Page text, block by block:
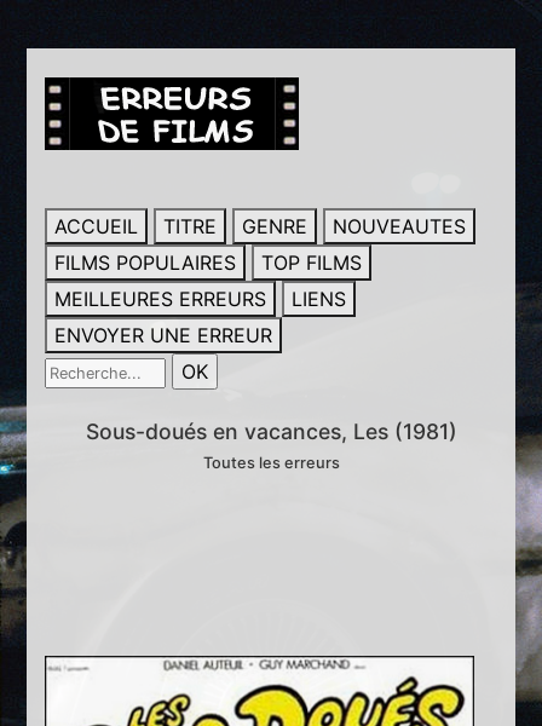
ACCUEIL TITRE GENRE
NOUVEAUTES
FILMS POPULAIRES
TOP FILMS
MEILLEURES ERREURS
LIENS
ENVOYER UNE ERREUR
Sous-doués en vacances, Les (1981)
Toutes les erreurs